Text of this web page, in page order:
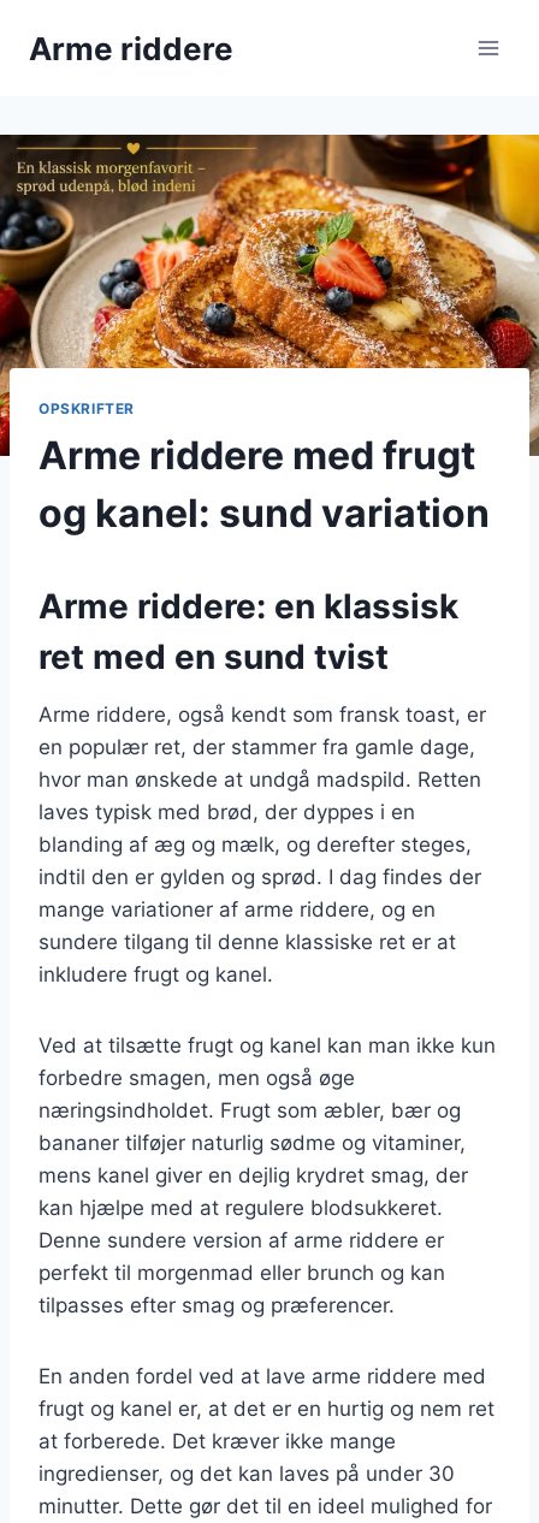
Arme riddere
OPSKRIFTER
Arme riddere med frugt
og kanel: sund variation
Arme riddere: en klassisk
ret med en sund tvist
Arme riddere, også kendt som fransk toast, er
en populær ret, der stammer fra gamle dage,
hvor man ønskede at undgå madspild. Retten
laves typisk med brød, der dyppes i en
blanding af æg og mælk, og derefter steges,
indtil den er gylden og sprød. I dag findes der
mange variationer af arme riddere, og en
sundere tilgang til denne klassiske ret er at
inkludere frugt og kanel.
Ved at tilsætte frugt og kanel kan man ikke kun
forbedre smagen, men også øge
næringsindholdet. Frugt som æbler, bær og
bananer tilføjer naturlig sødme og vitaminer,
mens kanel giver en dejlig krydret smag, der
kan hjælpe med at regulere blodsukkeret.
Denne sundere version af arme riddere er
perfekt til morgenmad eller brunch og kan
tilpasses efter smag og præferencer.
En anden fordel ved at lave arme riddere med
frugt og kanel er, at det er en hurtig og nem ret
at forberede. Det kræver ikke mange
ingredienser, og det kan laves på under 30
minutter. Dette gør det til en ideel mulighed for